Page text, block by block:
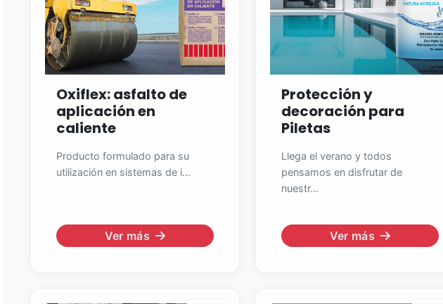
Oxiflex: asfalto de
aplicación en
caliente
Producto formulado para su
utilización en sistemas de i...
Ver más
Protección y
decoración para
Piletas
Llega el verano y todos
pensamos en disfrutar de
nuestr...
Ver más